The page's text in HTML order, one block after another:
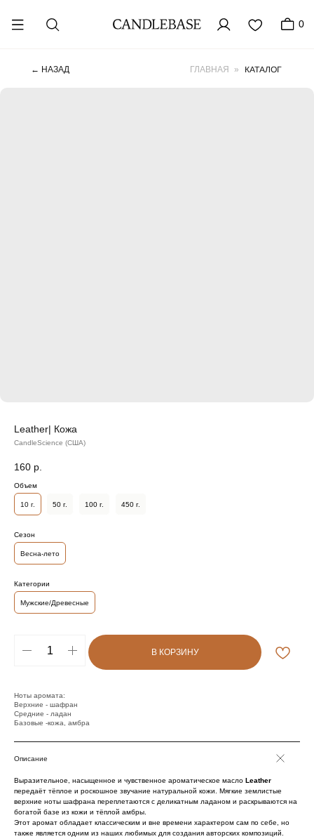
← НАЗАД ГЛАВНАЯ КАТАЛОГ
»
Leather| Кожа
CandleScience (США)
160 р.
Объем
10 г. 50 г. 100 г. 450 г.
Сезон
Весна-лето
Категории
Мужские/Древесные
В КОРЗИНУ
Ноты аромата:
Верхние - шафран
Средние - ладан
Базовые -кожа, амбра
Описание
Выразительное, насыщенное и чувственное ароматическое масло Leather
передаёт тёплое и роскошное звучание натуральной кожи. Мягкие землистые
верхние ноты шафрана переплетаются с деликатным ладаном и раскрываются на
богатой базе из кожи и тёплой амбры.
Этот аромат обладает классическим и вне времени характером сам по себе, но
также является одним из наших любимых для создания авторских композиций.